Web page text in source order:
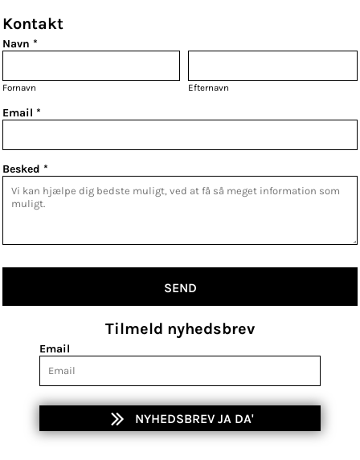
Kontakt
Navn *
Fornavn Efternavn
Email *
Besked *
SEND
Tilmeld nyhedsbrev
Email
NYHEDSBREV JA DA'